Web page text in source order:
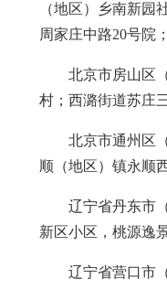
（地区）乡南新
周家庄中路20号院
北京市房山区
村；西潞街道苏庄
北京市通州区
顺（地区）镇永顺
辽宁省丹东市
新区小区，桃源逸
辽宁省营口市